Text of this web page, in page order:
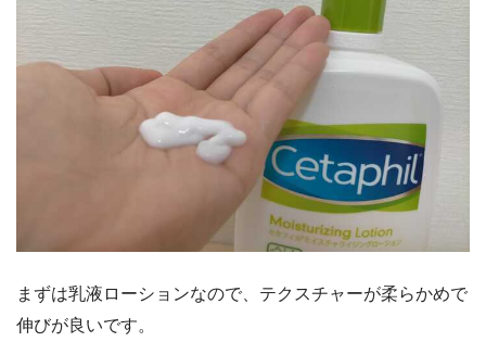
まずは乳液ローションなので、テクスチャーが柔らかめで
伸びが良いです。